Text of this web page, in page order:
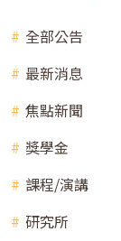
全部公告
最新消息
焦點新聞
獎學金
課程/演講
研究所